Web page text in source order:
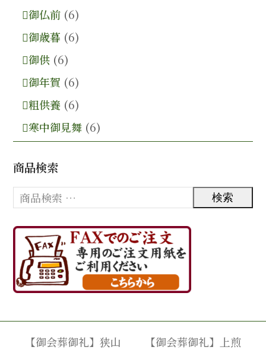
御仏前 (6)
御歳暮 (6)
御供 (6)
御年賀 (6)
粗供養 (6)
寒中御見舞 (6)
商品検索
検索
【御会葬御礼】狭山
【御会葬御礼】上煎